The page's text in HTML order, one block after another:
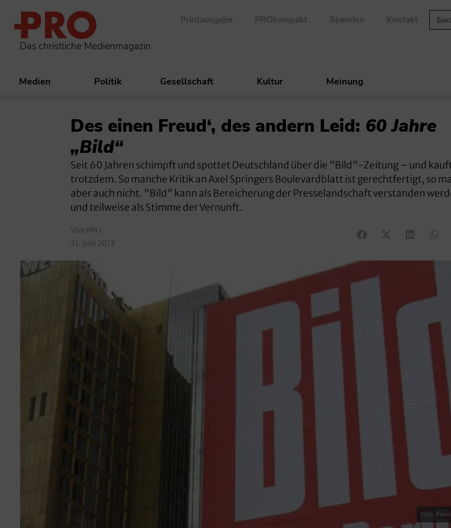
Das christliche Medienmagazin
Printausgabe PROkompakt Spenden Kontakt
Medien Politik Gesellschaft Kultur Meinung
Des einen Freud‘, des andern Leid: 60 Jahre
„Bild“
Seit 60 Jahren schimpft und spottet Deutschland über die "Bild"-Zeitung – und
trotzdem. So manche Kritik an Axel Springers Boulevardblatt ist gerechtfertigt, so
aber auch nicht. "Bild" kann als Bereicherung der Presselandschaft verstanden
und teilweise als Stimme der Vernunft.
Von PRO
21. Juni 2012
Foto: